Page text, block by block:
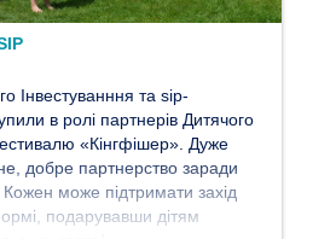
Інвестуванння та sip-
в ролі партнерів Дитячого
«Кінгфішер». Дуже
добре партнерство заради
Кожен може підтримати захід
подарувавши дітям